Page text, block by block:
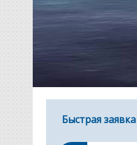
Быстрая заявка